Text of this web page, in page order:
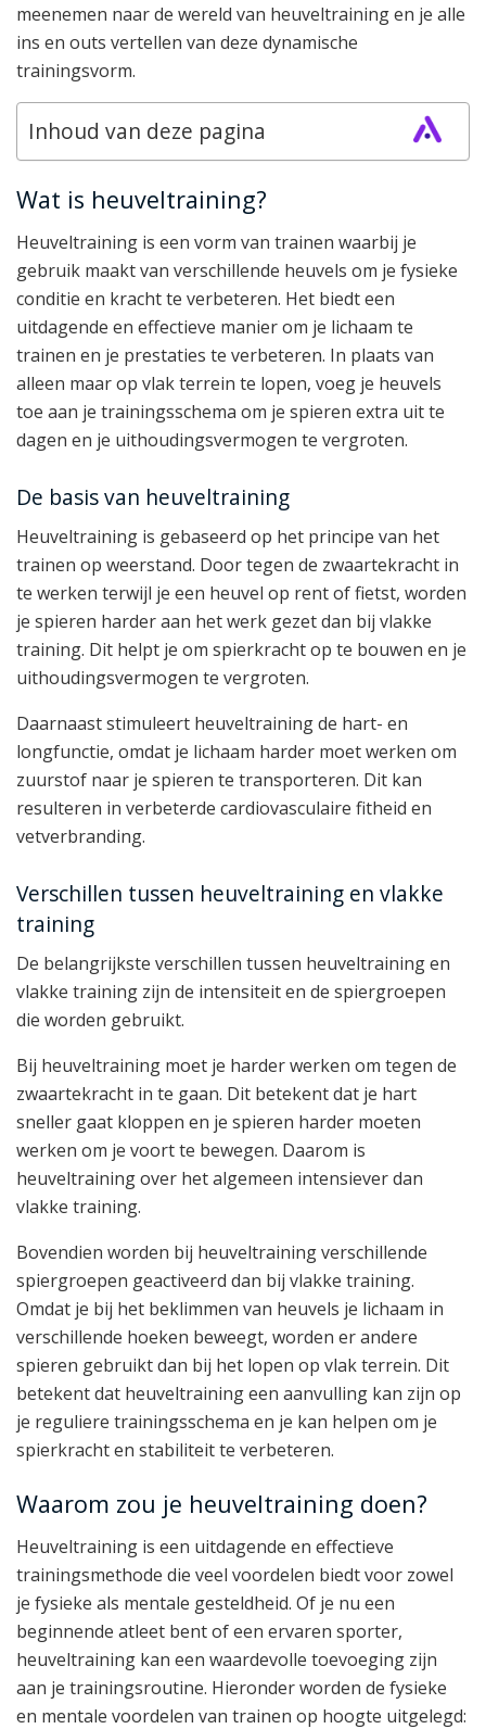
meenemen naar de wereld van heuveltraining en je alle
ins en outs vertellen van deze dynamische
trainingsvorm.
Inhoud van deze pagina
Wat is heuveltraining?
Heuveltraining is een vorm van trainen waarbij je
gebruik maakt van verschillende heuvels om je fysieke
conditie en kracht te verbeteren. Het biedt een
uitdagende en effectieve manier om je lichaam te
trainen en je prestaties te verbeteren. In plaats van
alleen maar op vlak terrein te lopen, voeg je heuvels
toe aan je trainingsschema om je spieren extra uit te
dagen en je uithoudingsvermogen te vergroten.
De basis van heuveltraining
Heuveltraining is gebaseerd op het principe van het
trainen op weerstand. Door tegen de zwaartekracht in
te werken terwijl je een heuvel op rent of fietst, worden
je spieren harder aan het werk gezet dan bij vlakke
training. Dit helpt je om spierkracht op te bouwen en je
uithoudingsvermogen te vergroten.
Daarnaast stimuleert heuveltraining de hart- en
longfunctie, omdat je lichaam harder moet werken om
zuurstof naar je spieren te transporteren. Dit kan
resulteren in verbeterde cardiovasculaire fitheid en
vetverbranding.
Verschillen tussen heuveltraining en vlakke
training
De belangrijkste verschillen tussen heuveltraining en
vlakke training zijn de intensiteit en de spiergroepen
die worden gebruikt.
Bij heuveltraining moet je harder werken om tegen de
zwaartekracht in te gaan. Dit betekent dat je hart
sneller gaat kloppen en je spieren harder moeten
werken om je voort te bewegen. Daarom is
heuveltraining over het algemeen intensiever dan
vlakke training.
Bovendien worden bij heuveltraining verschillende
spiergroepen geactiveerd dan bij vlakke training.
Omdat je bij het beklimmen van heuvels je lichaam in
verschillende hoeken beweegt, worden er andere
spieren gebruikt dan bij het lopen op vlak terrein. Dit
betekent dat heuveltraining een aanvulling kan zijn op
je reguliere trainingsschema en je kan helpen om je
spierkracht en stabiliteit te verbeteren.
Waarom zou je heuveltraining doen?
Heuveltraining is een uitdagende en effectieve
trainingsmethode die veel voordelen biedt voor zowel
je fysieke als mentale gesteldheid. Of je nu een
beginnende atleet bent of een ervaren sporter,
heuveltraining kan een waardevolle toevoeging zijn
aan je trainingsroutine. Hieronder worden de fysieke
en mentale voordelen van trainen op hoogte uitgelegd: